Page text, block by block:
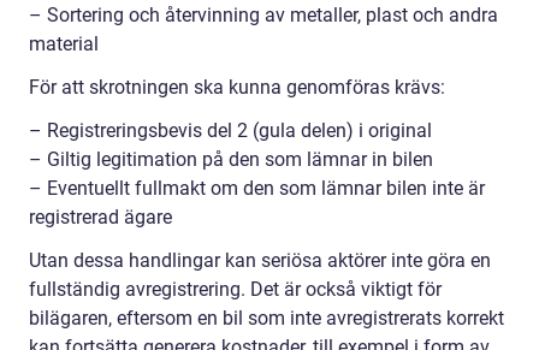
– Sortering och återvinning av metaller, plast och andra
material
För att skrotningen ska kunna genomföras krävs:
– Registreringsbevis del 2 (gula delen) i original
– Giltig legitimation på den som lämnar in bilen
– Eventuellt fullmakt om den som lämnar bilen inte är
registrerad ägare
Utan dessa handlingar kan seriösa aktörer inte göra en
fullständig avregistrering. Det är också viktigt för
bilägaren, eftersom en bil som inte avregistrerats korrekt